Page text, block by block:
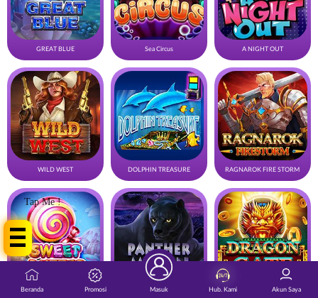
Tap Me !
Sea Circus
DRAGON GATE
PANTHER MOON
A NIGHT OUT
Sweet Buffet
GREAT BLUE
DOLPHIN TREASURE
WILD WEST RAGNAROK FIRE STORM
Beranda Promosi Masuk Hub. Kami Akun Saya